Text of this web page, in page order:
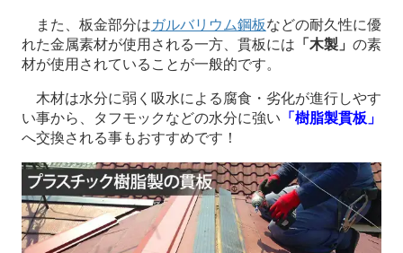
また、板金部分はガルバリウム鋼板などの耐久性に優
れた金属素材が使用される一方、貫板には 「木製」 の素
材が使用されていることが一般的です。
木材は水分に弱く吸水による腐食・劣化が進行しやす
い事から、タフモックなどの水分に強い 「樹脂製貫板」
へ交換される事もおすすめです！